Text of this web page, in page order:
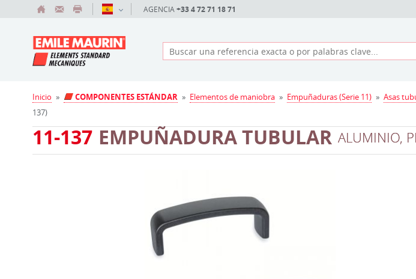
AGENCIA +33 4 72 71 18 71
Inicio » COMPONENTES ESTÁNDAR » Elementos de maniobra » Empuñaduras (Serie 11) » Asas
137)
11-137 EMPUÑADURA TUBULAR ALUMINIO,